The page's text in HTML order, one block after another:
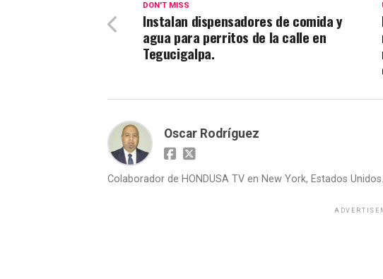
DON'T MISS
Instalan dispensadores de comida y
agua para perritos de la calle en
Tegucigalpa.
Oscar Rodríguez
Colaborador de HONDUSA TV en New York, Estados Unidos.